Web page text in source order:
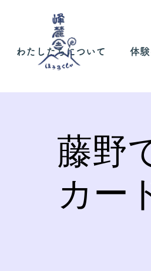
わたしたちについて 体
藤野
カー